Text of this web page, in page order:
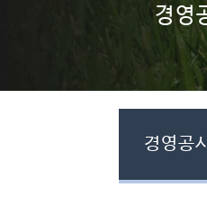
경영
경영공시